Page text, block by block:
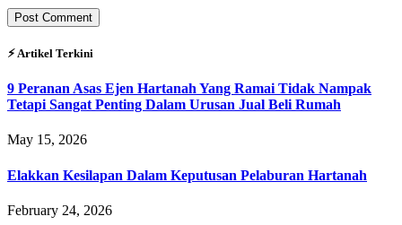
⚡︎ Artikel Terkini
9 Peranan Asas Ejen Hartanah Yang Ramai Tidak Nampak
Tetapi Sangat Penting Dalam Urusan Jual Beli Rumah
May 15, 2026
Elakkan Kesilapan Dalam Keputusan Pelaburan Hartanah
February 24, 2026